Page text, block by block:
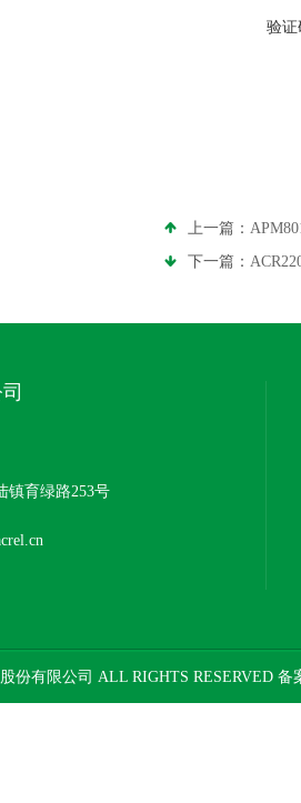
验证
上一篇：
下一篇：
镇育绿路253号
份有限公司 ALL RIGHTS RESERVED 备